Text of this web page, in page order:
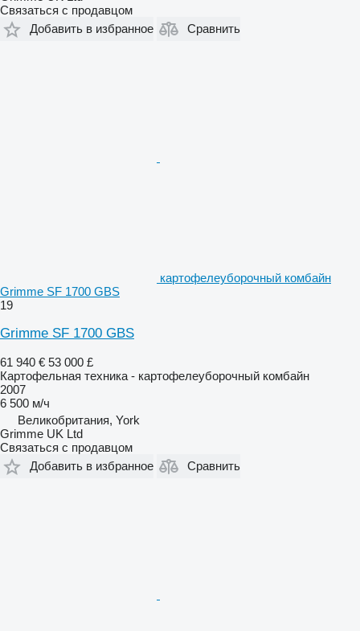
Связаться с продавцом
Добавить в избранное
Сравнить
картофелеуборочный комбайн
Grimme SF 1700 GBS
19
Grimme SF 1700 GBS
61 940 € 53 000 £
Картофельная техника - картофелеуборочный комбайн
2007
6 500 м/ч
Великобритания, York
Grimme UK Ltd
Связаться с продавцом
Добавить в избранное
Сравнить